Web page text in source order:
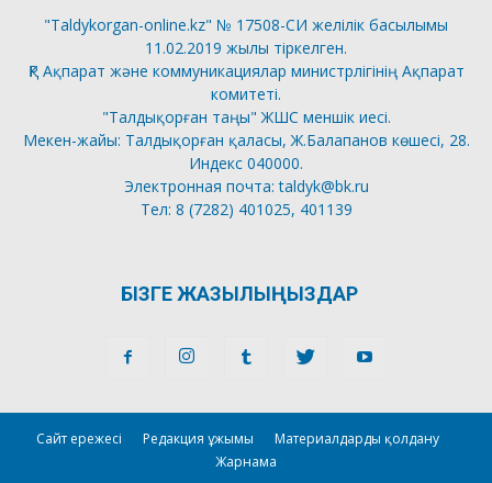
"Taldykorgan-online.kz" № 17508-СИ желілік басылымы
11.02.2019 жылы тіркелген.
ҚР Ақпарат және коммуникациялар министрлігінің Ақпарат
комитеті.
"Талдықорған таңы" ЖШС меншік иесі.
Мекен-жайы: Талдықорған қаласы, Ж.Балапанов көшесі, 28.
Индекс 040000.
Электронная почта: taldyk@bk.ru
Тел: 8 (7282) 401025, 401139
БІЗГЕ ЖАЗЫЛЫҢЫЗДАР
Сайт ережесі Редакция ұжымы
Материалдарды қолдану
Жарнама